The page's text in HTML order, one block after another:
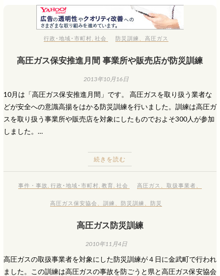
行政･地域･市町村 ,社会 防災訓練 高圧ガス
高圧ガス保安推進月間 事業所や販売店が防災訓練
2013年10月16日
10月は「高圧ガス保安推進月間」です。 高圧ガスを取り扱う業者な
どが安全への意識高揚をはかる防災訓練を行いました。訓練は高圧ガ
スを取り扱う事業所や販売店を対象にしたものでおよそ300人が参加
しました。…
続きを読む
事件・事故 行政･地域･市町村 教育 社会 高圧ガス 取扱事業者
高圧ガス保安協会 、訓練 、防災訓練 、防災
高圧ガス防災訓練
2010年11月4日
高圧ガスの取扱事業者を対象にした防災訓練が４日に金武町で行われ
ました。この訓練は高圧ガスの事故を防ごうと県と高圧ガス保安協会